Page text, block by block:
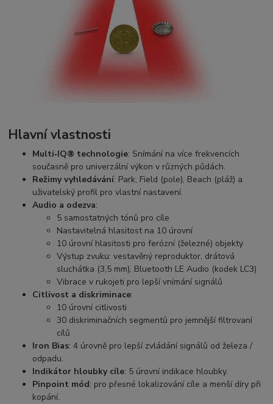
Hlavní vlastnosti
Multi‑IQ® technologie: Snímání na více frekvencích
současně pro univerzální výkon v různých půdách.
Režimy vyhledávání: Park, Field (pole), Beach (pláž) a
uživatelský profil pro vlastní nastavení.
Audio a odezva:
5 samostatných tónů pro cíle
Nastavitelná hlasitost na 10 úrovní
10 úrovní hlasitosti pro ferózní (železné) objekty
Výstup zvuku: vestavěný reproduktor, drátová
sluchátka (3,5 mm), Bluetooth LE Audio (kodek LC3)
Vibrace v rukojeti pro lepší vnímání signálů
Citlivost a diskriminace:
10 úrovní citlivosti
30 diskriminačních segmentů pro jemnější filtrovaní
cílů
Iron Bias: 4 úrovně pro lepší zvládání signálů od železa /
odpadu.
Indikátor hloubky cíle: 5 úrovní indikace hloubky.
Pinpoint mód: pro přesné lokalizování cíle a menší díry při
kopání.